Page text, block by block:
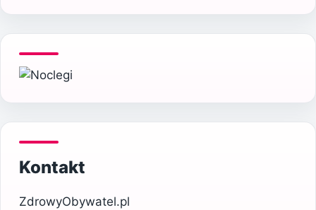
Kontakt
ZdrowyObywatel.pl